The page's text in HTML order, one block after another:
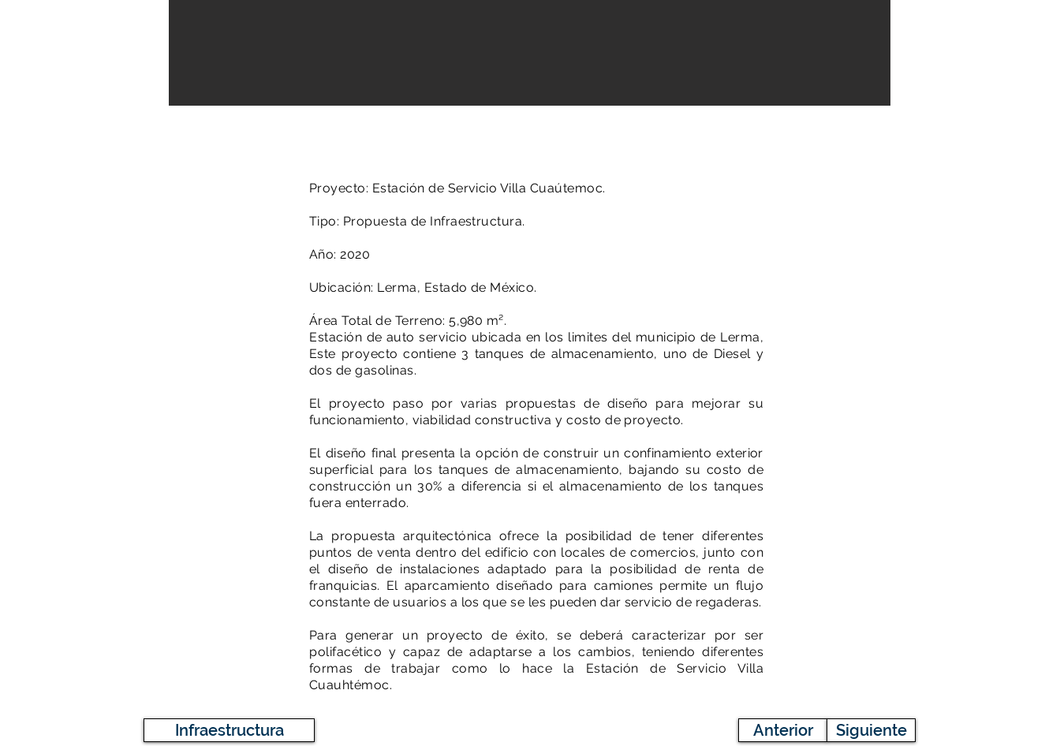
Proyecto: Estación de Servicio Villa Cuaútemoc.
Tipo: Propuesta de Infraestructura.
Año: 2020
Ubicación: Lerma, Estado de México.
Área Total de Terreno: 5,980 m².
Estación de auto servicio ubicada en los limites del municipio de Lerma,
Este proyecto contiene 3 tanques de almacenamiento, uno de Diesel y
dos de gasolinas.
El proyecto paso por varias propuestas de diseño para mejorar su
funcionamiento, viabilidad constructiva y costo de proyecto.
El diseño final presenta laopción de construir un confinamiento exterior
superficial para los tanques de almacenamiento, bajando su costo de
construcción un 30% a diferencia si el almacenamiento de los tanques
fuera enterrado.
La propuesta arquitectónica ofrece la posibilidad de tener diferentes
puntos de venta dentro del edificio con locales de comercios, junto con
el diseñode instalacionesadaptado para la posibilidad de renta de
franquicias. El aparcamiento diseñado para camiones permite un flujo
constante de usuarios a los que se les pueden dar servicio de regaderas.
Para generar un proyecto de éxito, se deberá caracterizar por ser
polifacético y capaz de adaptarse a los cambios, teniendo diferentes
formas de trabajar como lo hace la Estación de Servicio Villa
Cuauhtémoc.
Infraestructura Anterior Siguiente